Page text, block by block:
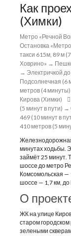
Как
(Химки)
Метро «Речной
Остановка
такси 615м, 89 м
Ховрино» →
→ Электричкой
Подсолнечная (6
метров (4
Кирова (Химки)
(5 минут в пути)
469 (10 минут в
410 метров (5
минутах ходьбы.
займёт 25 минут.
шоссе до метро
Комсомольская —
шоссе — 1,7 км,
О
ЖК на улице
старом
зелеными